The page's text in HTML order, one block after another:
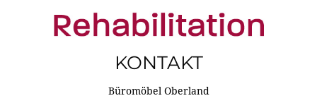
KONTAKT
Büromöbel Oberland